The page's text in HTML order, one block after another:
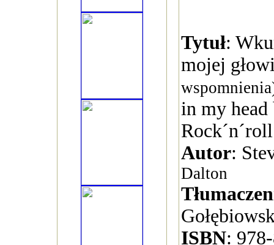
Tytuł:
mojej
in my head
Autor:
Dalton
ISBN: